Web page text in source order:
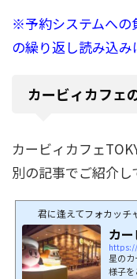
※予約システムへの
の繰り返し読み込
カービィカフェ
カービィカフェ
別の記事でご紹介し
君に逢えてフォカッチ
カ
https://
星のカ
様子を